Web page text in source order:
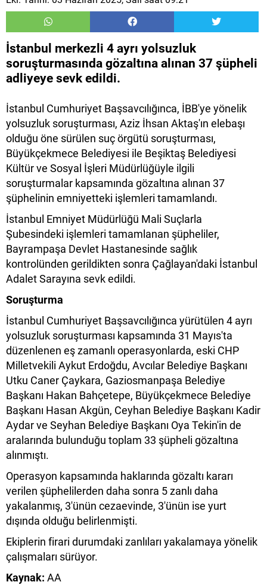
İstanbul merkezli 4 ayrı yolsuzluk
soruşturmasında gözaltına alınan 37 şüpheli
adliyeye sevk edildi.
İstanbul Cumhuriyet Başsavcılığınca, İBB'ye yönelik
yolsuzluk soruşturması, Aziz İhsan Aktaş'ın elebaşı
olduğu öne sürülen suç örgütü soruşturması,
Büyükçekmece Belediyesi ile Beşiktaş Belediyesi
Kültür ve Sosyal İşleri Müdürlüğüyle ilgili
soruşturmalar kapsamında gözaltına alınan 37
şüphelinin emniyetteki işlemleri tamamlandı.
İstanbul Emniyet Müdürlüğü Mali Suçlarla
Şubesindeki işlemleri tamamlanan şüpheliler,
Bayrampaşa Devlet Hastanesinde sağlık
kontrolünden gerildikten sonra Çağlayan'daki İstanbul
Adalet Sarayına sevk edildi.
Soruşturma
İstanbul Cumhuriyet Başsavcılığınca yürütülen 4 ayrı
yolsuzluk soruşturması kapsamında 31 Mayıs'ta
düzenlenen eş zamanlı operasyonlarda, eski CHP
Milletvekili Aykut Erdoğdu, Avcılar Belediye Başkanı
Utku Caner Çaykara, Gaziosmanpaşa Belediye
Başkanı Hakan Bahçetepe, Büyükçekmece Belediye
Başkanı Hasan Akgün, Ceyhan Belediye Başkanı Kadir
Aydar ve Seyhan Belediye Başkanı Oya Tekin'in de
aralarında bulunduğu toplam 33 şüpheli gözaltına
alınmıştı.
Operasyon kapsamında haklarında gözaltı kararı
verilen şüphelilerden daha sonra 5 zanlı daha
yakalanmış, 3'ünün cezaevinde, 3'ünün ise yurt
dışında olduğu belirlenmişti.
Ekiplerin firari durumdaki zanlıları yakalamaya yönelik
çalışmaları sürüyor.
Kaynak: AA